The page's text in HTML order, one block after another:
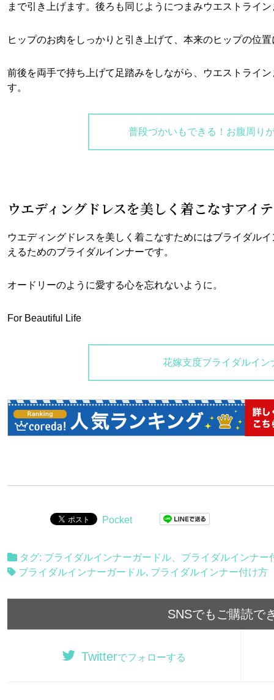
まで引き上げます。後ろも同じようにつまみウエストライ
ヒップのお肉をしっかりと引き上げて、本来のヒップの位
前後を両手で持ち上げて足踏みをしながら、ウエストライ
す。
普段づかいもできる！お腹周り
ウエディングドレスを美しく着こなすアイ
ウエディングドレスを美しく着こなすためにはブライダル
えるためのブライダルインナーです。
オードリーのように愛する心を忘れないように。
For Beautiful Life
花嫁支度ブライダルイン
Pocket
タグ: ブライダルインナーガードル
ブライダルインナー
ブライダルインナーガードル, ブライダルインナー付け方
SNSでもご購読で
Twitterでフォローする